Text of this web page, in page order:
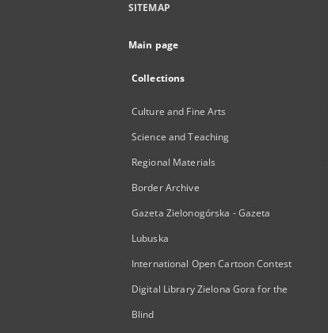
SITEMAP
Main page
Collections
Culture and Fine Arts
Science and Teaching
Regional Materials
Border Archive
Gazeta Zielonogórska - Gazeta
Lubuska
International Open Cartoon Contest
Digital Library Zielona Gora for the
Blind